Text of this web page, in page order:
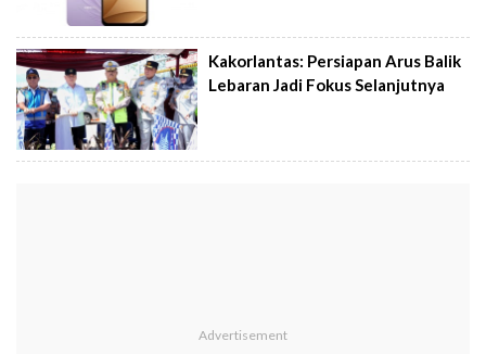
Kakorlantas: Persiapan Arus Balik
Lebaran Jadi Fokus Selanjutnya